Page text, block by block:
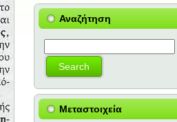
Αναζήτηση
Μεταστοιχεία